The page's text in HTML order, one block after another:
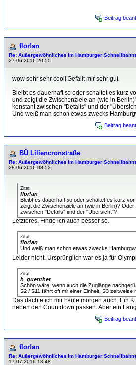
Beitrag
flor!an
Re: Außergewöhnliches im Hamburger
27.06.2016 20:50
wow sehr sehr cool! Gefällt mir sehr gut.
Bleibt es dauerhaft so oder schaltet es kurz
und zeigt die Zwischenziele an (wie in
konstant zwischen "Details" und der
Und weiß man schon etwas zwecks
Beitrag
BÜ Liliencronstraße
Re: Außergewöhnliches im Hamburger
28.06.2016 08:52
Zitat
flor!an
Bleibt es dauerhaft so oder schaltet es kurz vor
zeigt die Zwischenziele an (wie in Berlin)?
zwischen "Details" und der "Übersicht"?
Letzteres. Finde ich auch besser so.
Zitat
flor!an
Und weiß man schon etwas zwecks
Leider nicht. Ursprünglich war es ja für
Zitat
h_guenther
Schön wäre, wenn auch die Zuglänge
S2 / S11 fährt oft mit einer Einheit, S3 zeitweise
Das dachte ich mir heute morgen auch. Ein
neben den Countdown passen. Aber ein
Beitrag
flor!an
Re: Außergewöhnliches im Hamburger
17.07.2016 18:48